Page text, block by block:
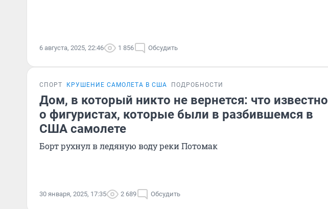
6 августа, 2025, 22:46 1 856 Обсудить
СПОРТ КРУШЕНИЕ САМОЛЕТА В США ПОДРОБНОСТИ
Дом, в который никто не вернется: что известно
о фигуристах, которые были в разбившемся в
США самолете
Борт рухнул в ледяную воду реки Потомак
30 января, 2025, 17:35 2 689 Обсудить